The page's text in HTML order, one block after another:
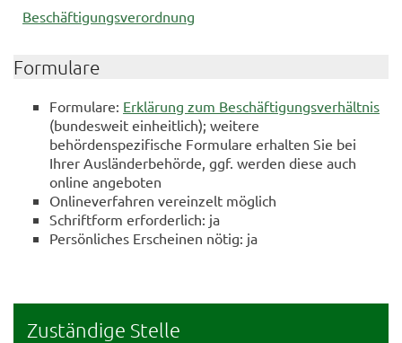
Beschäftigungsverordnung
Formulare
Formulare: Erklärung zum Beschäftigungsverhältnis
(bundesweit einheitlich); weitere
behördenspezifische Formulare erhalten Sie bei
Ihrer Ausländerbehörde, ggf. werden diese auch
online angeboten
Onlineverfahren vereinzelt möglich
Schriftform erforderlich: ja
Persönliches Erscheinen nötig: ja
Zuständige Stelle